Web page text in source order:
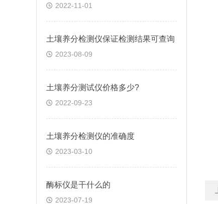
2022-11-01
土壤养分检测仪保证检测结果可查询
2023-08-09
土壤养分测试仪价格多少?
2022-09-23
土壤养分检测仪的准确度
2023-03-10
酶标仪是干什么的
2023-07-19